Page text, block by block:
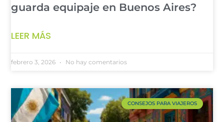
guarda equipaje en Buenos Aires?
LEER MÁS
febrero 3, 2026 No hay comentarios
CONSEJOS PARA VIAJEROS